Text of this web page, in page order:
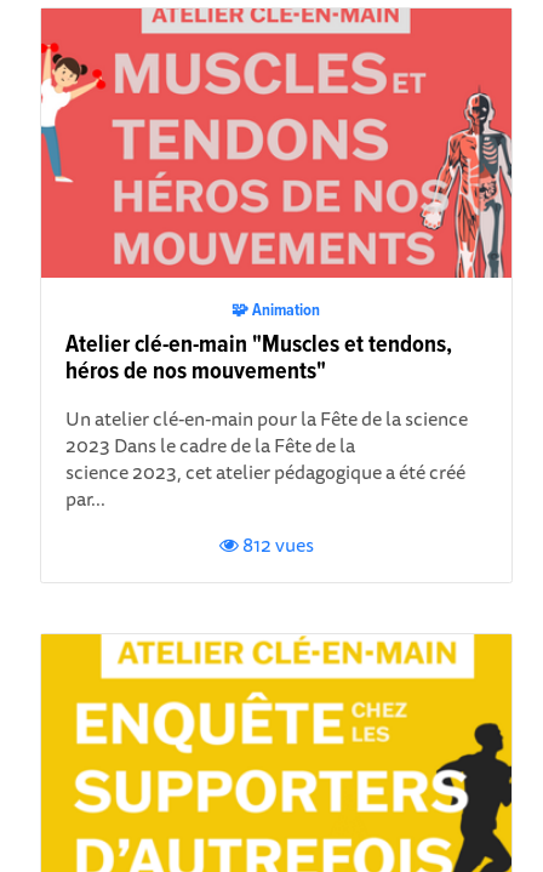
🧩 Animation
Atelier clé-en-main "Muscles et tendons,
héros de nos mouvements"
Un atelier clé-en-main pour la Fête de la science
2023 Dans le cadre de la Fête de la
science 2023 , cet atelier pédagogique a été créé
par...
812 vues